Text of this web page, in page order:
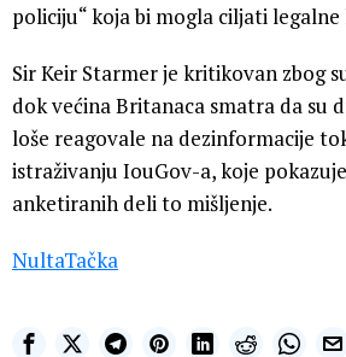
policiju“ koja bi mogla ciljati
Sir Keir Starmer je kritikovan zbog
dok većina Britanaca smatra da su
loše reagovale na dezinformacije
istraživanju IouGov-a, koje
anketiranih deli to mišljenje.
NultaTačka